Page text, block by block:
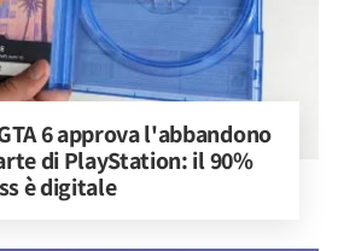
6 approva l'abbandono
di PlayStation: il 90%
è digitale